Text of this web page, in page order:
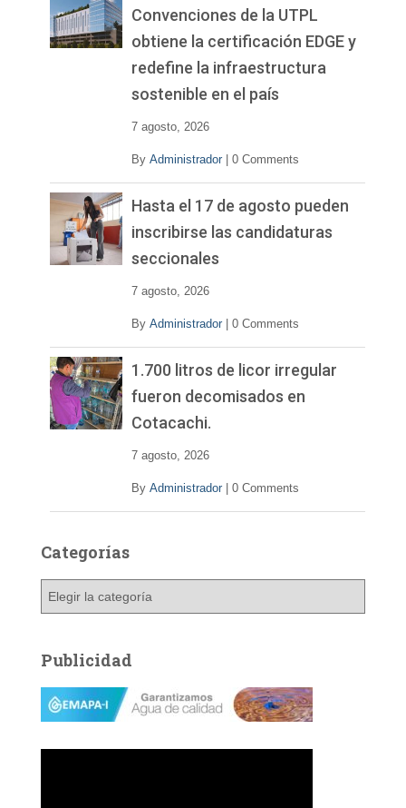
Convenciones de la UTPL
obtiene la certificación EDGE y
redefine la infraestructura
sostenible en el país
7 agosto, 2026
By Administrador 0 Comments
Hasta el 17 de agosto pueden
inscribirse las candidaturas
seccionales
7 agosto, 2026
By Administrador 0 Comments
1.700 litros de licor irregular
fueron decomisados en
Cotacachi.
7 agosto, 2026
By Administrador 0 Comments
Categorías
g
o
a
Publicidad